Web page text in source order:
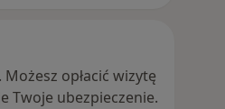
opłacić wizytę
Twoje ubezpieczenie.